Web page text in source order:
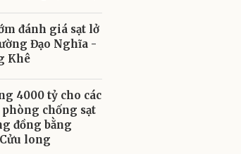
đánh giá sạt lở
Đạo Nghĩa -
Khê
4000 tỷ cho các
phòng chống sạt
đồng bằng
long